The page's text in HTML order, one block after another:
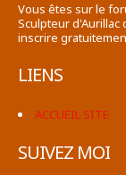
Vous êtes sur le
Sculpteur d'Aurillac
inscrire
LIENS
ACCUEIL SITE
SUIVEZ MOI